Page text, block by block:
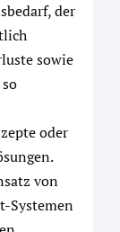
der
sowie
oder
von
Systemen